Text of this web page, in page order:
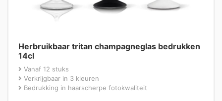
Herbruikbaar tritan champagneglas bedrukken
14cl
Vanaf 12 stuks
Verkrijgbaar in 3 kleuren
Bedrukking in haarscherpe fotokwaliteit